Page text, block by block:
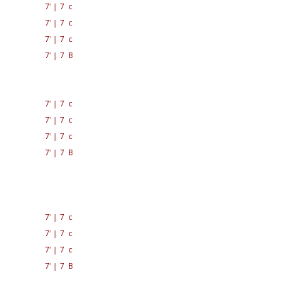
7'| 7 c
7'| 7 c
7'| 7 c
7'| 7 B
7'| 7 c
7'| 7 c
7'| 7 c
7'| 7 B
7'| 7 c
7'| 7 c
7'| 7 c
7'| 7 B